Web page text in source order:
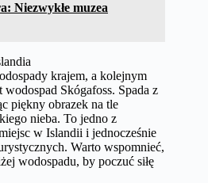
Niezwykłe muzea
krajem, a kolejnym
Skógafoss. Spada z
piękny obrazek na tle
nieba. To jedno z
w Islandii i jednocześnie
Warto wspomnieć,
wodospadu, by poczuć siłę